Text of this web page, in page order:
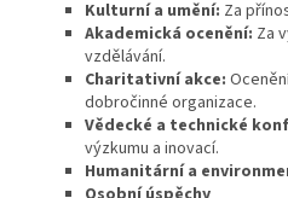
Kulturní a umění: Za
Akademická ocenění: Za
vzdělávání.
Charitativní akce:
dobročinné organizace.
Vědecké a technické
výzkumu a inovací.
Humanitární a